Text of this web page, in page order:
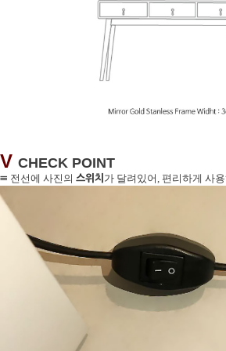
V CHECK POINT
≡ 전선에 사진의 스위치 가 달려있어, 편리하게 사